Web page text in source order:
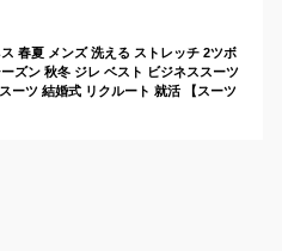
春夏 メンズ 洗える ストレッチ 2ツボ
ズン 秋冬 ジレ ベスト ビジネススーツ
ーツ 結婚式 リクルート 就活 【スーツ